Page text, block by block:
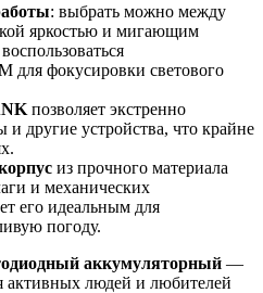
: выбрать можно между
яркостью и мигающим
для фокусировки светового
позволяет экстренно
и другие устройства, что крайне
из прочного материала
и механических
его идеальным для
погоду.
аккумуляторный —
людей и любителей